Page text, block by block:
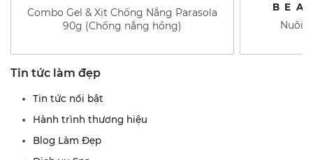
Combo Gel & Xịt Chống Nắng Parasola
90g (Chống nắng hồng)
Nuôi
Tin tức làm đẹp
Tin tức nổi bật
Hành trình thương hiệu
Blog Làm Đẹp